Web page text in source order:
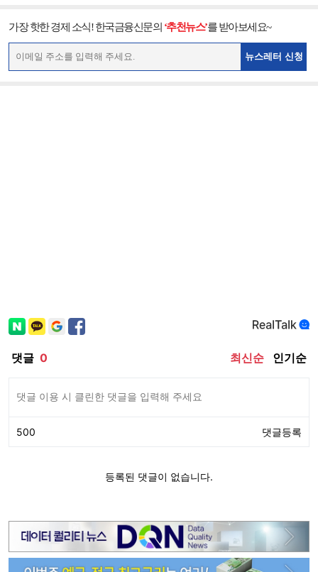
가장 핫한 경제 소식! 한국금융신문의 ‘추천뉴스’를 받아보세요~
뉴스레터 신청